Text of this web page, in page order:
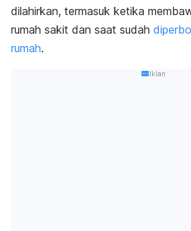
dilahirkan, termasuk ketika
rumah sakit dan saat sudah
rumah.
Iklan